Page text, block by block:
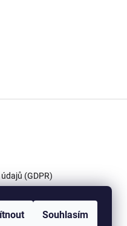
Souhlasím
(GDPR)